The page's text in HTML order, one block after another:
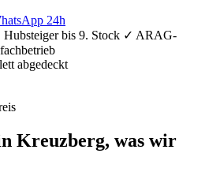
24h
bis 9. Stock ✓ ARAG-
abgedeckt
Kreuzberg, was wir